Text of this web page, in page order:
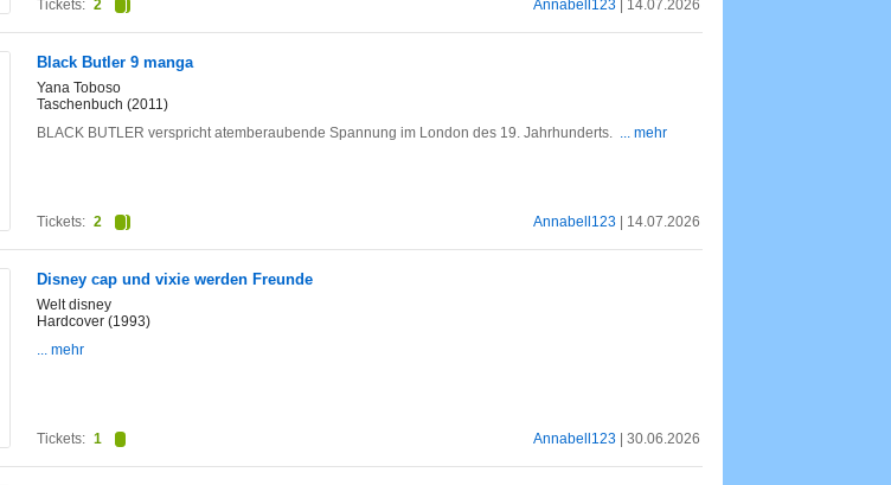
Annabell123 | 14.07.2026
Tickets: 2
Black Butler 9 manga
Yana Toboso
Taschenbuch (2011)
BLACK BUTLER verspricht atemberaubende Spannung im London des 19. Jahrhunderts. ... mehr
Annabell123 | 14.07.2026
Tickets: 2
Disney cap und vixie werden Freunde
Welt disney
Hardcover (1993)
... mehr
Annabell123 | 30.06.2026
Tickets: 1